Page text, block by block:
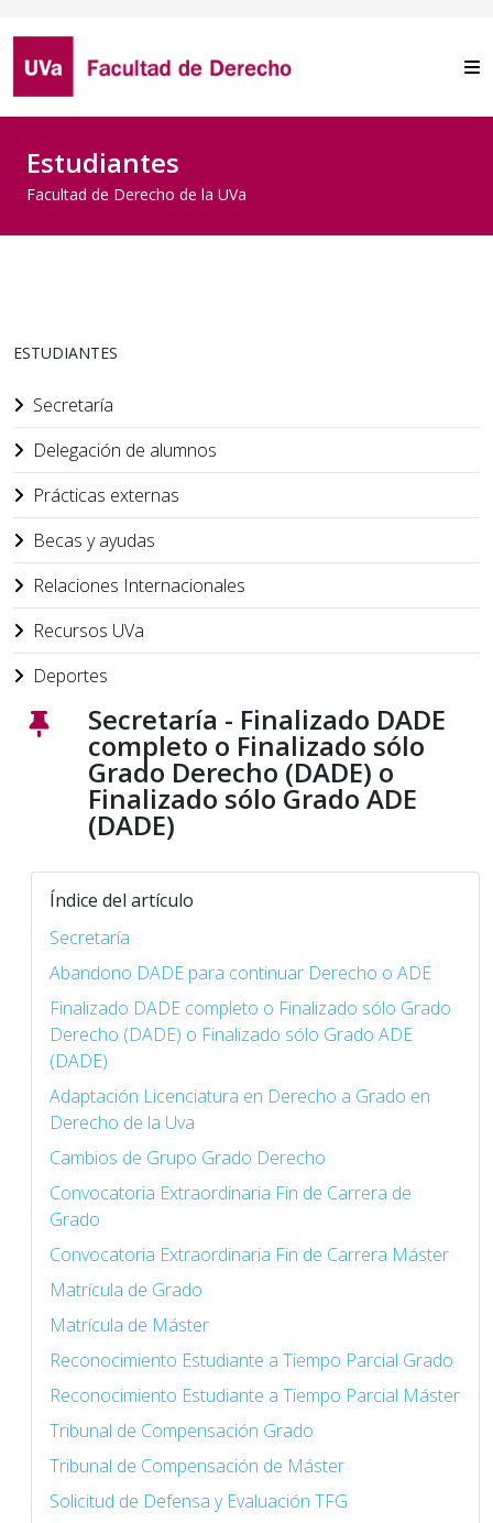
Estudiantes
Facultad de Derecho de la UVa
ESTUDIANTES
Secretaría
Delegación de alumnos
Prácticas externas
Becas y ayudas
Relaciones Internacionales
Recursos UVa
Deportes
Secretaría - Finalizado DADE
completo o Finalizado sólo
Grado Derecho (DADE) o
Finalizado sólo Grado ADE
(DADE)
Índice del artículo
Secretaría
Abandono DADE para continuar Derecho o ADE
Finalizado DADE completo o Finalizado sólo Grado
Derecho (DADE) o Finalizado sólo Grado ADE
(DADE)
Adaptación Licenciatura en Derecho a Grado en
Derecho de la Uva
Cambios de Grupo Grado Derecho
Convocatoria Extraordinaria Fin de Carrera de
Grado
Convocatoria Extraordinaria Fin de Carrera Máster
Matrícula de Grado
Matrícula de Máster
Reconocimiento Estudiante a Tiempo Parcial Grado
Reconocimiento Estudiante a Tiempo Parcial Máster
Tribunal de Compensación Grado
Tribunal de Compensación de Máster
Solicitud de Defensa y Evaluación TFG